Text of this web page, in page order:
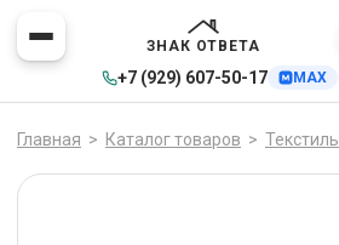
ЗНАК ОТВЕТА
+7 (929) 607-50-17 MAX
Главная > Каталог товаров > Текстиль